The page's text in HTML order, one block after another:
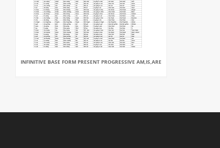
INFINITIVE BASE FORM PRESENT PROGRESSIVE AM,IS,ARE